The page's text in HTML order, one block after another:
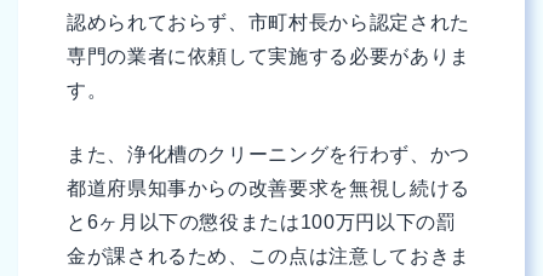
認められておらず、市町村長から認定された
専門の業者に依頼して実施する必要がありま
す。
また、浄化槽のクリーニングを行わず、かつ
都道府県知事からの改善要求を無視し続ける
と6ヶ月以下の懲役または100万円以下の罰
金が課されるため、この点は注意しておきま